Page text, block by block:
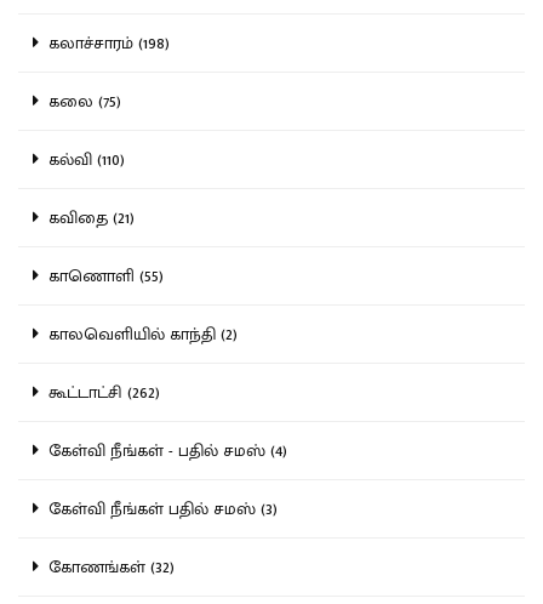
கலாச்சாரம் (198)
கலை (75)
கல்வி (110)
கவிதை (21)
காணொளி (55)
காலவெளியில் காந்தி (2)
கூட்டாட்சி (262)
கேள்வி நீங்கள் - பதில் சமஸ் (4)
கேள்வி நீங்கள் பதில் சமஸ் (3)
கோணங்கள் (32)